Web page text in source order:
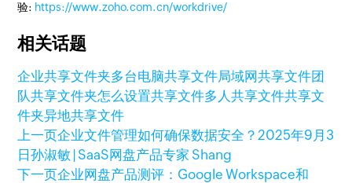
验: https://www.zoho.com.cn/workdrive/
相关话题
企业共享文件夹多台电脑共享文件局域网共享文件团
队共享文件夹怎么设置共享文件多人共享文件共享文
件夹异地共享文件
上一页企业文件管理如何确保数据安全？2025年9月3
日孙淑敏 | SaaS网盘产品专家 Shang
下一页企业网盘产品测评：Google Workspace和